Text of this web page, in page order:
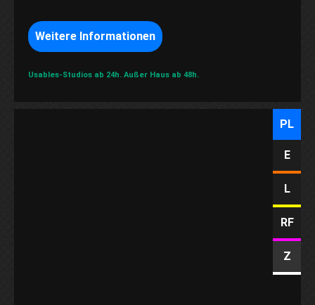
Weitere Informationen
Usables-Studios ab 24h. Außer Haus ab 48h.
PL
E
L
RF
Z